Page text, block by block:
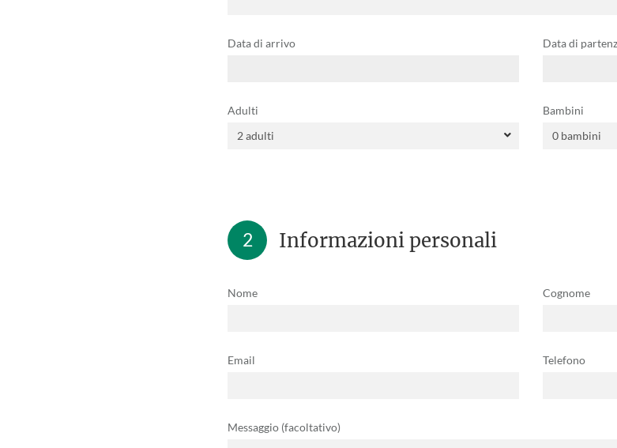
Data di arrivo Data di
Adulti Bambini
2 Informazioni personali
Nome Cognome
Email Telefono
Messaggio (facoltativo)